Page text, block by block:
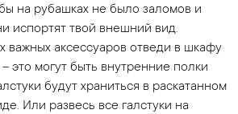
на рубашках не было заломов и
испортят твой внешний вид.
важных аксессуаров отведи в шкафу
это могут быть внутренние полки
будут храниться в раскатанном
Или развесь все галстуки на